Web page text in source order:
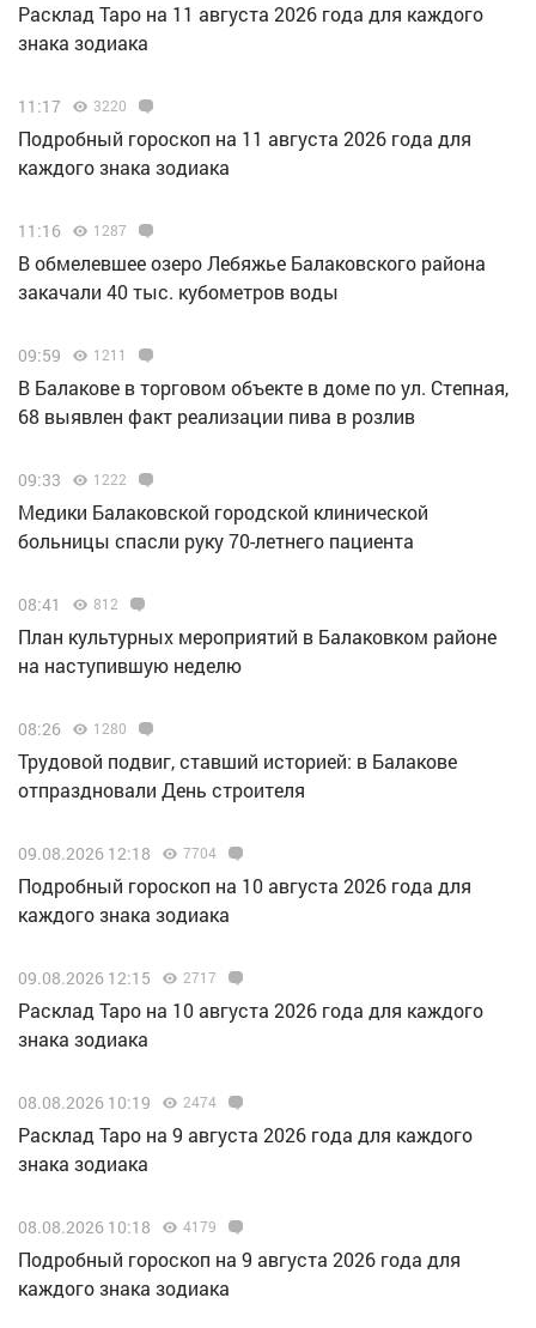
Расклад Таро на 11 августа 2026 года для каждого
знака зодиака
11:17 3220
Подробный гороскоп на 11 августа 2026 года для
каждого знака зодиака
11:16 1287
В обмелевшее озеро Лебяжье Балаковского района
закачали 40 тыс. кубометров воды
09:59 1211
В Балакове в торговом объекте в доме по ул. Степная,
68 выявлен факт реализации пива в розлив
09:33 1222
Медики Балаковской городской клинической
больницы спасли руку 70-летнего пациента
08:41 812
План культурных мероприятий в Балаковком районе
на наступившую неделю
08:26 1280
Трудовой подвиг, ставший историей: в Балакове
отпраздновали День строителя
09.08.2026 12:18 7704
Подробный гороскоп на 10 августа 2026 года для
каждого знака зодиака
09.08.2026 12:15 2717
Расклад Таро на 10 августа 2026 года для каждого
знака зодиака
08.08.2026 10:19 2474
Расклад Таро на 9 августа 2026 года для каждого
знака зодиака
08.08.2026 10:18 4179
Подробный гороскоп на 9 августа 2026 года для
каждого знака зодиака